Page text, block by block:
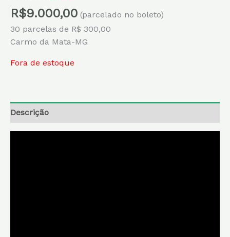
R$9.000,00 (parcelado no boleto)
30 parcelas de R$ 300,00
Carmo da Mata-MG
Fora de estoque
Descrição